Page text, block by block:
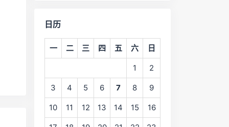
日历
一 二 三 四 五 六 日
1 2
3 4 5 6 7 8 9
10 11 12 13 14 15 16